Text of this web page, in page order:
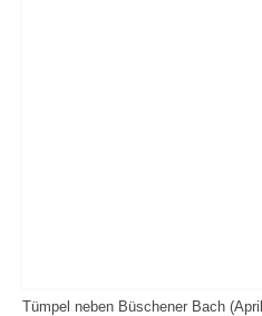
Tümpel neben Büschener Bach